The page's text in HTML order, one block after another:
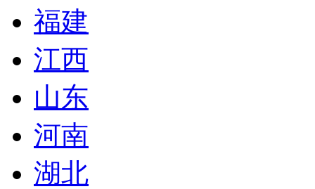
福建
江西
山东
河南
湖北